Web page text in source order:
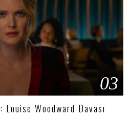
03
Woodward Davası